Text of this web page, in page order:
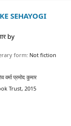
SEHAYOGI
by
form: Not fiction
वर्मा प्रमोद कुमार
Trust, 2015